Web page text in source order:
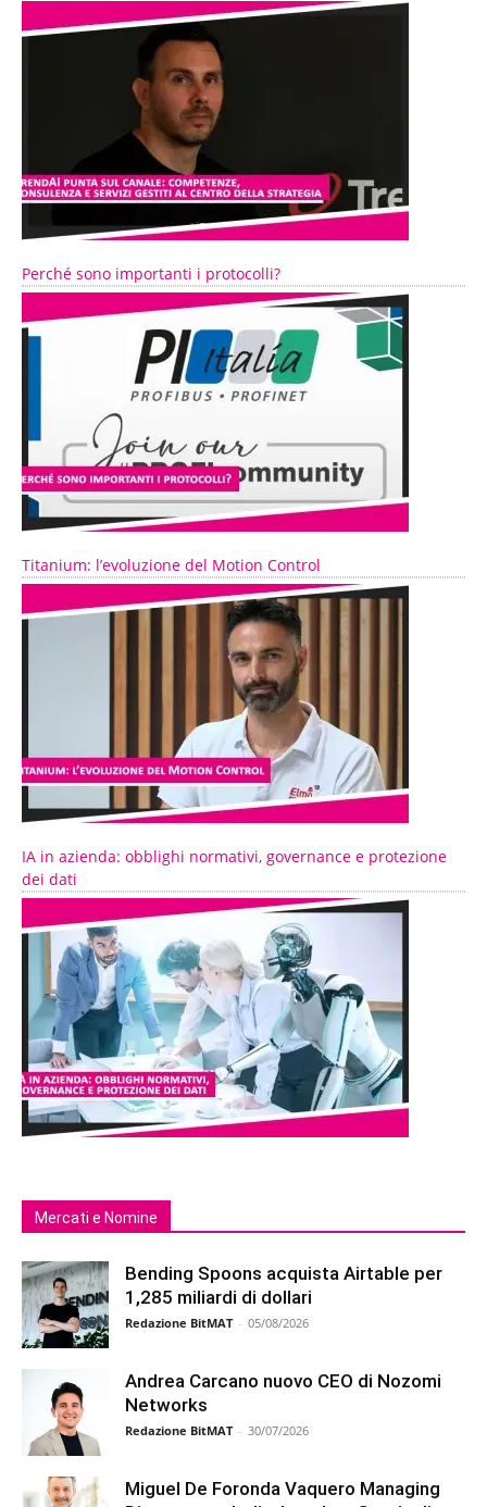
Perché sono importanti i protocolli?
Titanium: l’evoluzione del Motion Control
IA in azienda: obblighi normativi, governance e protezione
dei dati
Mercati e Nomine
Bending Spoons acquista Airtable per
1,285 miliardi di dollari
Redazione BitMAT - 05/08/2026
Andrea Carcano nuovo CEO di Nozomi
Networks
Redazione BitMAT - 30/07/2026
Miguel De Foronda Vaquero Managing